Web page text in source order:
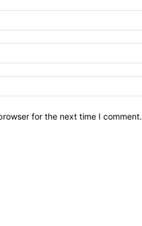
for the next time I comment.